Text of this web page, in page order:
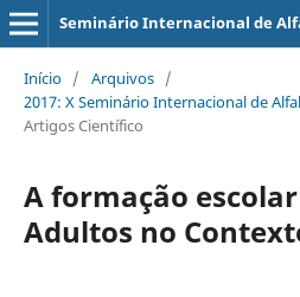
Seminário Internacional de
Início / Arquivos /
2017: X Seminário Internacional de
Artigos Científico
A formação escolar
Adultos no